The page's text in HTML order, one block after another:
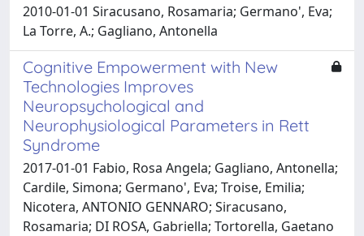
2010-01-01 Siracusano, Rosamaria; Germano', Eva;
La Torre, A.; Gagliano, Antonella
Cognitive Empowerment with New
Technologies Improves
Neuropsychological and
Neurophysiological Parameters in Rett
Syndrome
2017-01-01 Fabio, Rosa Angela; Gagliano, Antonella;
Cardile, Simona; Germano', Eva; Troise, Emilia;
Nicotera, ANTONIO GENNARO; Siracusano,
Rosamaria; DI ROSA, Gabriella; Tortorella, Gaetano